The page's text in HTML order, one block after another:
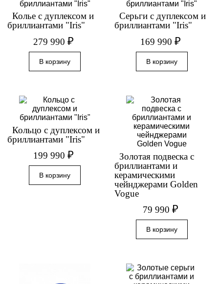
Колье с дуплексом и
бриллиантами "Iris"
279 990₽
Серьги с дуплексом и
бриллиантами "Iris"
169 990 ₽
Кольцо с дуплексом и
бриллиантами "Iris"
199 990₽
Золотая подвеска с
бриллиантами и
керамическими
чейнджерами Golden
Vogue
79 990 ₽